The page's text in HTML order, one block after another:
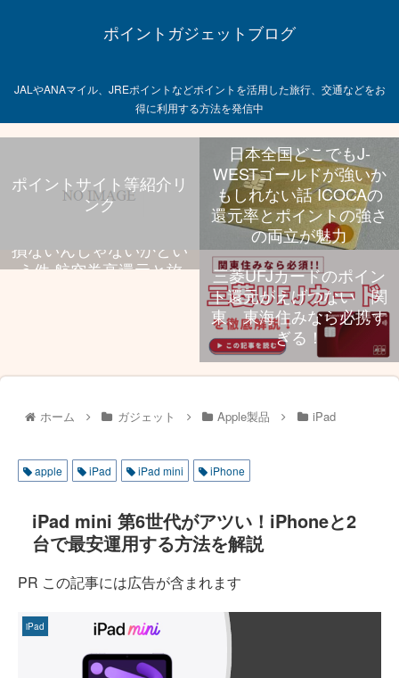
ポイントガジェットブログ
JALやANAマイル、JREポイントなどポイントを活用した旅行、交通などをお
得に利用する方法を発信中
ポイントサイト等紹介リ
ンク
日本全国どこでもJ-
WESTゴールドが強いか
もしれない話 ICOCAの
還元率とポイントの強さ
の両立が魅力
飛行機乗る旅行好きなら
損ないんじゃないかとい
う件 航空券高還元と旅
三菱UFJカードのポイン
ト還元がえげつない 関
東、東海住みなら必携す
ぎる！
ホーム ガジェット Apple製品 iPad
apple iPad iPad mini iPhone
iPad mini 第6世代がアツい！iPhoneと2
台で最安運用する方法を解説
PR この記事には広告が含まれます
iPad